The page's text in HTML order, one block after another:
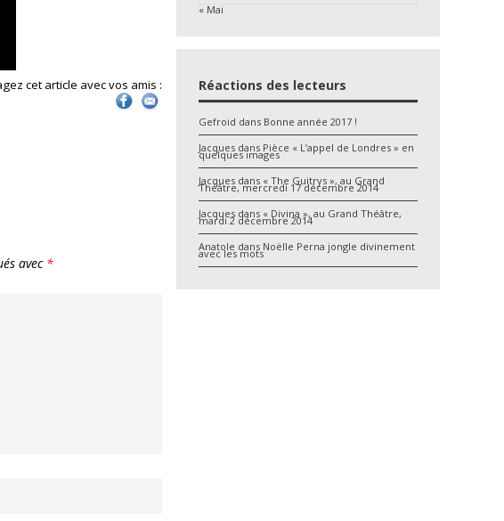
cet article avec vos amis :
avec *
« Mai
Réactions des lecteurs
Gefroid dans Bonne année 2017 !
Jacquesdans Pièce « L’appel de Londres » en
quelques images
Jacquesdans « The Guitrys », au Grand
Théâtre, mercredi 17 décembre 2014
Jacquesdans « Divina », au Grand Théâtre,
mardi 2 décembre 2014
Anatole dans Noëlle Perna jongle divinement
avec les mots